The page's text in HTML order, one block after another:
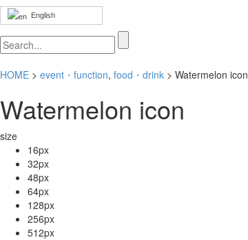
English
HOME > event・function, food・drink > Watermelon icon
Watermelon icon
size
16px
32px
48px
64px
128px
256px
512px